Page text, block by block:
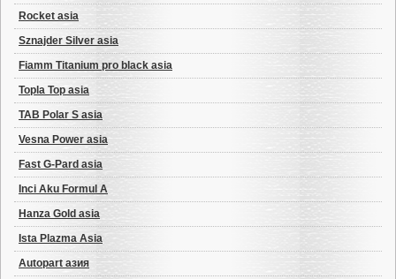
Rocket asia
Sznajder Silver asia
Fiamm Titanium pro black asia
Topla Top asia
TAB Polar S asia
Vesna Power asia
Fast G-Pard asia
Inci Aku Formul A
Hanza Gold asia
Ista Plazma Asia
Autopart азия